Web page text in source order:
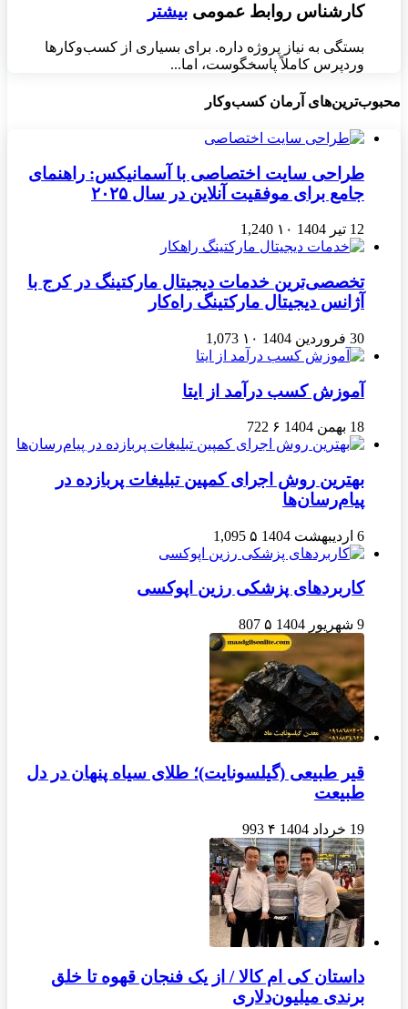
کارشناس روابط عمومی بیشتر
بستگی به نیاز پروژه داره. برای بسیاری از کسب‌وکارها
وردپرس کاملاً پاسخگوست، اما...
محبوب‌ترین‌های آرمان کسب‌وکار
طراحی سایت اختصاصی با آسمانیکس: راهنمای
جامع برای موفقیت آنلاین در سال ۲۰۲۵
12 تیر 1404 ۱۰ 1,240
تخصصی‌ترین خدمات دیجیتال مارکتینگ در کرج با
آژانس دیجیتال مارکتینگ راه‌کار
30 فروردین 1404 ۱۰ 1,073
آموزش کسب درآمد از ایتا
18 بهمن 1404 ۶ 722
بهترین روش اجرای کمپین تبلیغات پربازده در
پیام‌رسان‌ها
6 اردیبهشت 1404 ۵ 1,095
کاربردهای پزشکی رزین اپوکسی
9 شهریور 1404 ۵ 807
قیر طبیعی (گیلسونایت)؛ طلای سیاه پنهان در دل
طبیعت
19 خرداد 1404 ۴ 993
داستان کی ام کالا / از یک فنجان قهوه تا خلق
برندی میلیون‌دلاری